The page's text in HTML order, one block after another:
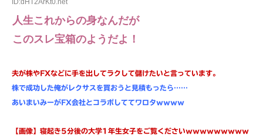
ID:dHT2ArKt0.net
人生これからの身なんだが
このスレ宝箱のようだよ！
夫が株やFXなどに手を出してラクして儲けたいと言っています。
株で成功した俺がレクサスを買おうと見積もったら……
あいまいみーがFX会社とコラボしててワロタｗｗｗｗ
【画像】寝起き5分後の大学1年生女子をご覧くださいｗｗｗｗｗｗｗｗｗ